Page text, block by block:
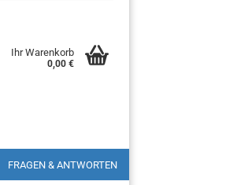
Ihr Warenkorb
0,00 €
FRAGEN & ANTWORTEN